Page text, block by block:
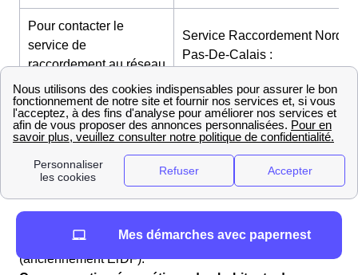
Pour contacter le
service de
raccordement au réseau
ERDF Particuliers
Service Raccordement Nord-
Pas-De-Calais :
http://www.enedis.fr/
Pour contacter le
service de
raccordement au réseau
ERDF Professionnels
Service Raccordement Nord-
Pas-De-Calais :
http://www.enedis.fr/
pouvez consulter notre page dédié àEnedis
(anciennement ErDF).
Mes démarches avec papernest